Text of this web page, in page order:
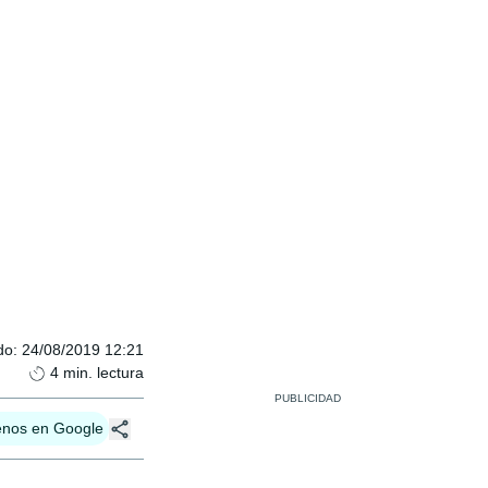
: 24/08/2019 12:21
4 min. lectura
en Google